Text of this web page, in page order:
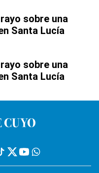
sobre una
Santa Lucía
sobre una
Santa Lucía